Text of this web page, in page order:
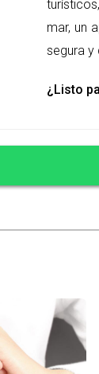
la propiedad
comprar una
al
gastos
en
sobre
mar, un
segura y
¿Listo